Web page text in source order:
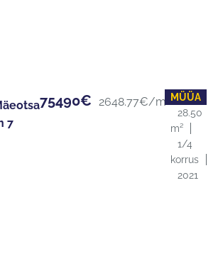
MÜÜA
7
75490€ 2648.77€/m²1 tuba
28.50
m²
1/4
korrus
2021